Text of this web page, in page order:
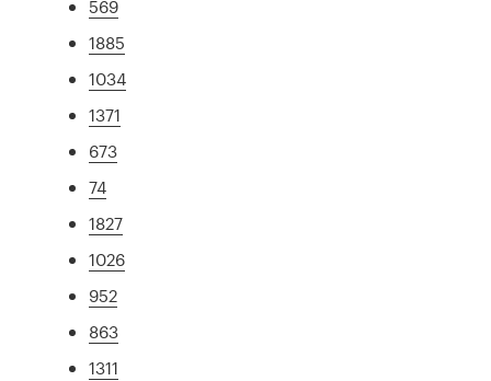
569
1885
1034
1371
673
74
1827
1026
952
863
1311